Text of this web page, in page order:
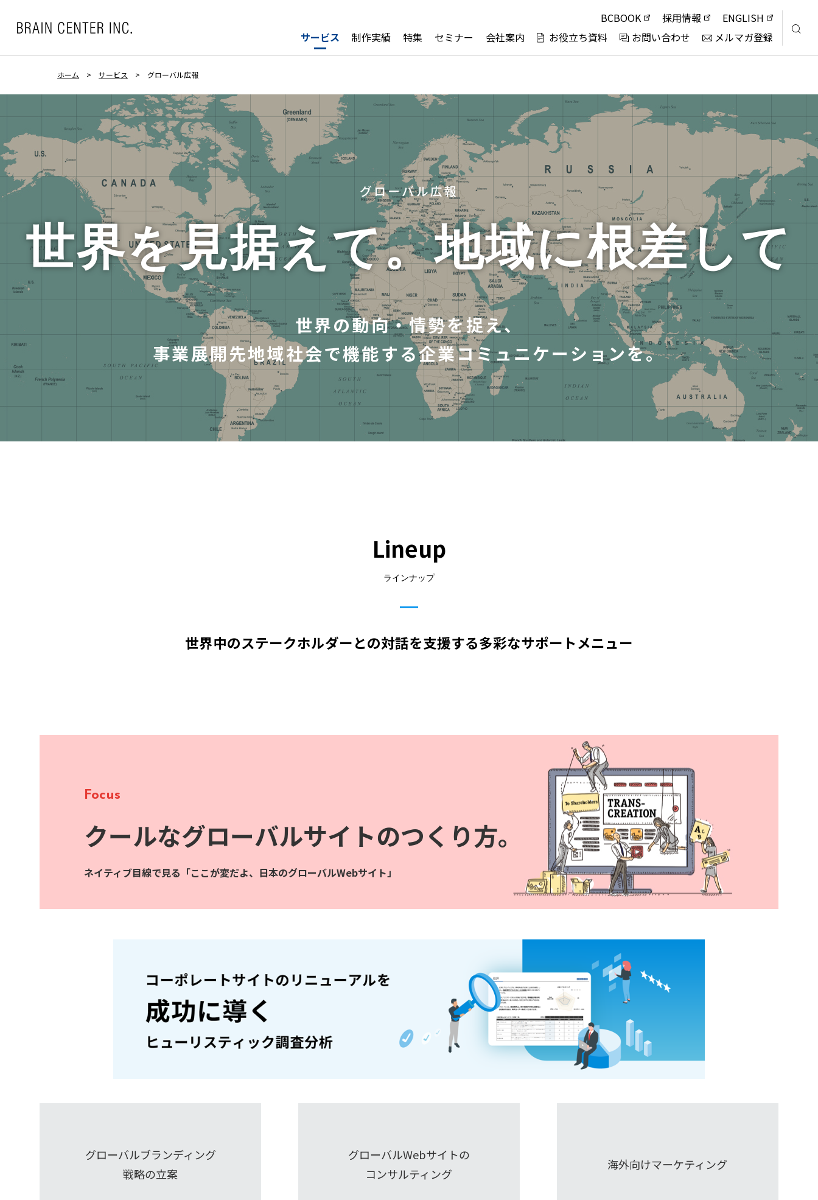
BCBOOK 採用情報
ENGLISH
サービス
制作実績 特集 セミナー 会社案内 お役立ち資料 お問い合わせ メルマガ登録
ホーム >サービス > グローバル広報
グローバル広報
世界を見据えて。地域に根差して
世界の動向・情勢を捉え、
事業展開先地域社会で機能する企業コミュニケーションを。
Lineup
ラインナップ
世界中のステークホルダーとの対話を支援する多彩なサポートメニュー
Focus
クールなグローバルサイトのつくり方｡
ネイティブ目線で見る「ここが変だよ、 日本のグローバルWebサイト」
グローバルブランディング
戦略の立案
グローバルWebサイトの
コンサルティング
海外向けマーケティング